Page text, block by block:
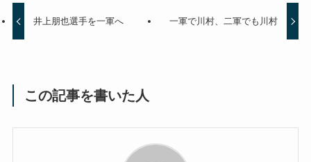
井上朋也選手を一軍へ 一軍で川村、二軍でも川村
この記事を書いた人